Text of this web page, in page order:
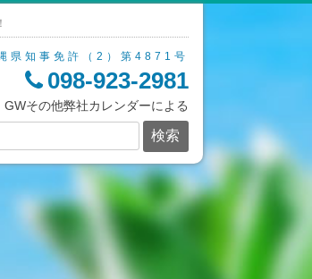
県知事免許（2）第4871号
098-923-2981
その他弊社カレンダーによる